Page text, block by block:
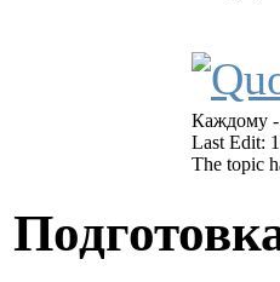
Каждому -
Last Edit:
The topic